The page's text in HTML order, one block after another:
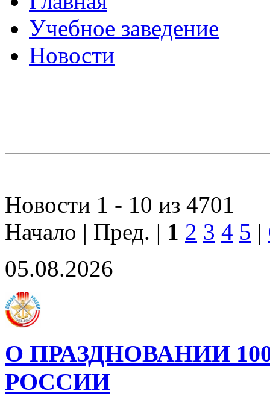
Учебное заведение
Новости
Новости 1 - 10 из 4701
Начало | Пред. | 1 2 3 4 5 |
05.08.2026
О ПРАЗДНОВАНИИ
РОССИИ